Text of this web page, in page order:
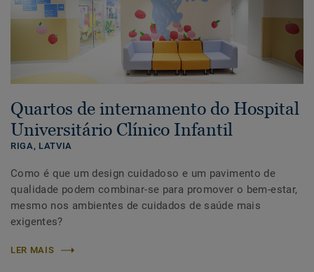
Quartos de internamento do Hospital
Universitário Clínico Infantil
RIGA, LATVIA
Como é que um design cuidadoso e um pavimento de
qualidade podem combinar-se para promover o bem-estar,
mesmo nos ambientes de cuidados de saúde mais
exigentes?
LER MAIS